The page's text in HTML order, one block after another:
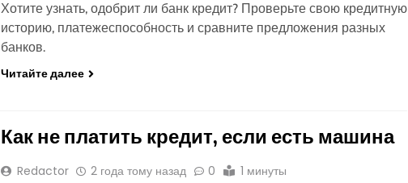
Хотите узнать, одобрит ли банк кредит? Проверьте свою кредитную
историю, платежеспособность и сравните предложения разных
банков.
Читайте далее
Как не платить кредит, если есть машина
Redactor 2 года тому назад 0 1 минуты